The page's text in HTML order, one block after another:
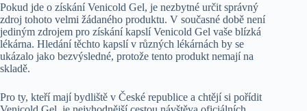
Pokud jde o získání Venicold Gel, je nezbytné určit správný
zdroj tohoto velmi žádaného produktu. V současné době není
jediným zdrojem pro získání kapslí Venicold Gel vaše blízká
lékárna. Hledání těchto kapslí v různých lékárnách by se
ukázalo jako bezvýsledné, protože tento produkt nemají na
skladě.
Pro ty, kteří mají bydliště v České republice a chtějí si pořídit